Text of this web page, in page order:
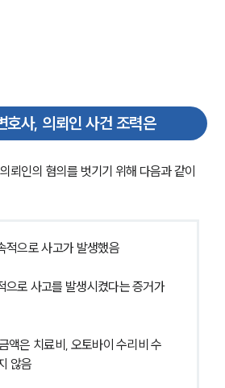
호사, 의뢰인 사건 조력은
뢰인의 혐의를 벗기기 위해 다음과 같이
적으로 사고가 발생했음
으로 사고를 발생시켰다는 증거가
액은 치료비, 오토바이 수리비 수
않음